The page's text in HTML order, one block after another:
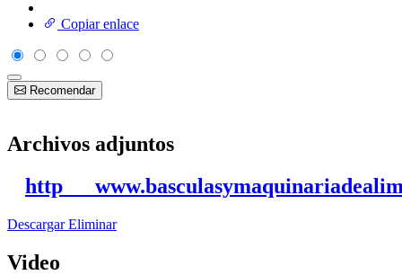
Copiar enlace
Recomendar
Archivos adjuntos
DescargarEliminar
Video